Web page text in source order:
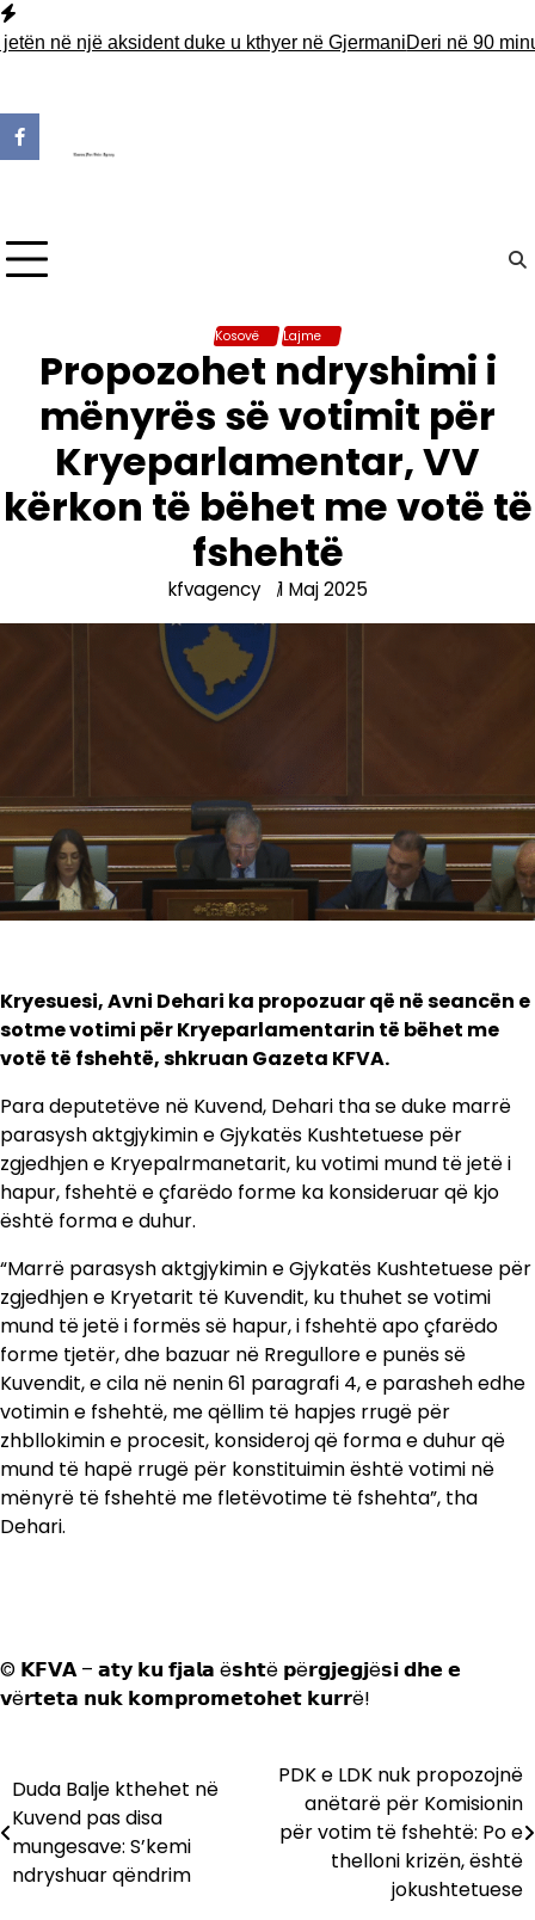
Skip
to
një aksident duke u kthyer në GjermaniDeri në 90 minuta
Kosovë Lajme
Propozohet ndryshimi i
mënyrës së votimit për
Kryeparlamentar, VV
kërkon të bëhet me votë të
fshehtë
kfvagency 1 Maj 2025
Kryesuesi, Avni Dehari ka propozuar që në seancën e
sotme votimi për Kryeparlamentarin të bëhet me
votë të fshehtë, shkruan Gazeta KFVA.
Para deputetëve në Kuvend, Dehari tha se duke marrë
parasysh aktgjykimin e Gjykatës Kushtetuese për
zgjedhjen e Kryepalrmanetarit, ku votimi mund të jetë i
hapur, fshehtë e çfarëdo forme ka konsideruar që kjo
është forma e duhur.
“Marrë parasysh aktgjykimin e Gjykatës Kushtetuese për
zgjedhjen e Kryetarit të Kuvendit, ku thuhet se votimi
mund të jetë i formës së hapur, i fshehtë apo çfarëdo
forme tjetër, dhe bazuar në Rregullore e punës së
Kuvendit, e cila në nenin 61 paragrafi 4, e parasheh edhe
votimin e fshehtë, me qëllim të hapjes rrugë për
zhbllokimin e procesit, konsideroj që forma e duhur që
mund të hapë rrugë për konstituimin është votimi në
mënyrë të fshehtë me fletëvotime të fshehta”, tha
Dehari.
© 𝗞𝗙𝗩𝗔 – 𝗮𝘁𝘆 𝗸𝘂 𝗳𝗷𝗮𝗹𝗮 ë𝘀𝗵𝘁ë 𝗽ë𝗿𝗴𝗷𝗲𝗴𝗷ë𝘀𝗶 𝗱𝗵𝗲 𝗲
𝘃ë𝗿𝘁𝗲𝘁𝗮 𝗻𝘂𝗸 𝗸𝗼𝗺𝗽𝗿𝗼𝗺𝗲𝘁𝗼𝗵𝗲𝘁 𝗸𝘂𝗿𝗿ë!
Lëvizje
te
postimet
Duda Balje kthehet në
Kuvend pas disa
mungesave: S’kemi
ndryshuar qëndrim
PDK e LDK nuk propozojnë
anëtarë për Komisionin
për votim të fshehtë: Po e
thelloni krizën, është
jokushtetuese